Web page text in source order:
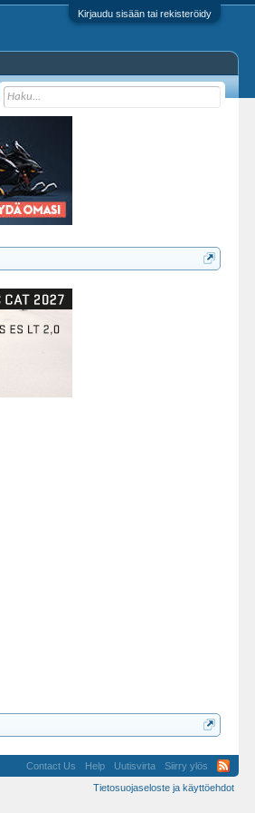
Kirjaudu sisään tai rekisteröidy
Contact Us Help Uutisvirta
Siirry ylös
Tietosuojaseloste ja käyttöehdot